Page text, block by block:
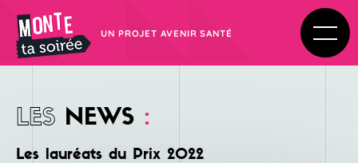
UN PROJET AVENIR SANTÉ
LES NEWS :
Les lauréats du Prix 2022